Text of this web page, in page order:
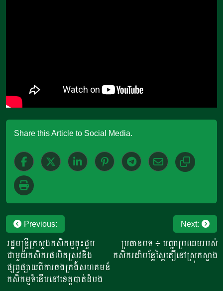
Share this Article to Social Media.
Post
navigation
Previous:
រដ្ឋមន្ត្រីក្រសួងកសិកម្មចុះជួប
ជាមួយកសិករផលិតស្រូវនិង
ផ្សព្វផ្សាយពីការចងក្រងសហគមន៍
កសិកម្មទំនើបនៅខេត្តបាត់ដំបង
Next:
ប្រធានបទ​ ៖ បញ្ហាប្រឈមរបស់
កសិករដាំបន្លែស្ពៃតឿនៅស្រុកស្អាង